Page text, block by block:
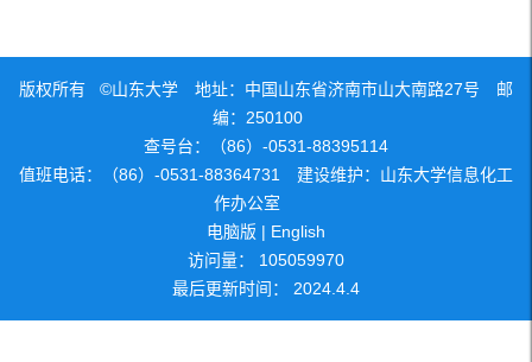
版权所有 ©山东大学 地址：中国山东省济南市山大南路27号 邮
编：250100
查号台：（86）-0531-88395114
值班电话：（86）-0531-88364731 建设维护：山东大学信息化工
作办公室
电脑版 | English
访问量： 105059970
最后更新时间： 2024 4 4